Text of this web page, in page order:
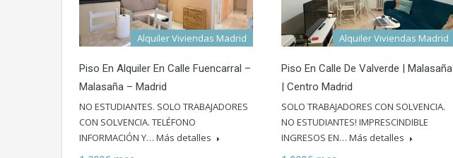
Alquiler Viviendas Madrid
Piso En Alquiler En Calle Fuencarral –
Malasaña – Madrid
NO ESTUDIANTES. SOLO TRABAJADORES
CON SOLVENCIA. TELÉFONO
INFORMACIÓN Y… Más detalles
Alquiler Viviendas Madrid
Piso En Calle De Valverde | Malasaña
| Centro Madrid
SOLO TRABAJADORES CON SOLVENCIA.
NO ESTUDIANTES! IMPRESCINDIBLE
INGRESOS EN… Más detalles